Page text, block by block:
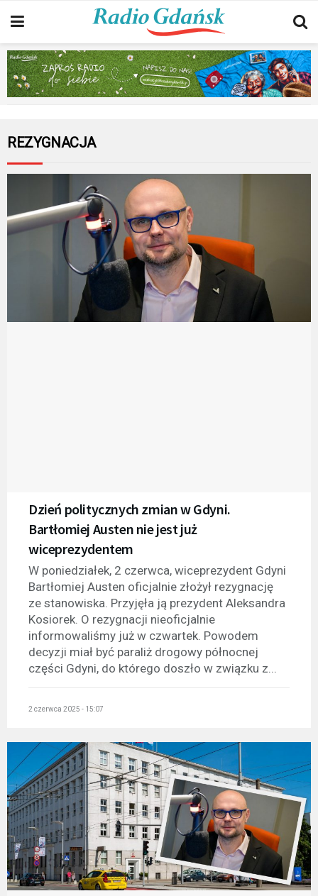
REZYGNACJA
Dzień politycznych zmian w Gdyni.
Bartłomiej Austen nie jest już
wiceprezydentem
W poniedziałek, 2 czerwca, wiceprezydent Gdyni
Bartłomiej Austen oficjalnie złożył rezygnację
ze stanowiska. Przyjęła ją prezydent Aleksandra
Kosiorek. O rezygnacji nieoficjalnie
informowaliśmy już w czwartek. Powodem
decyzji miał być paraliż drogowy północnej
części Gdyni, do którego doszło w związku z...
2 czerwca 2025 - 15:07